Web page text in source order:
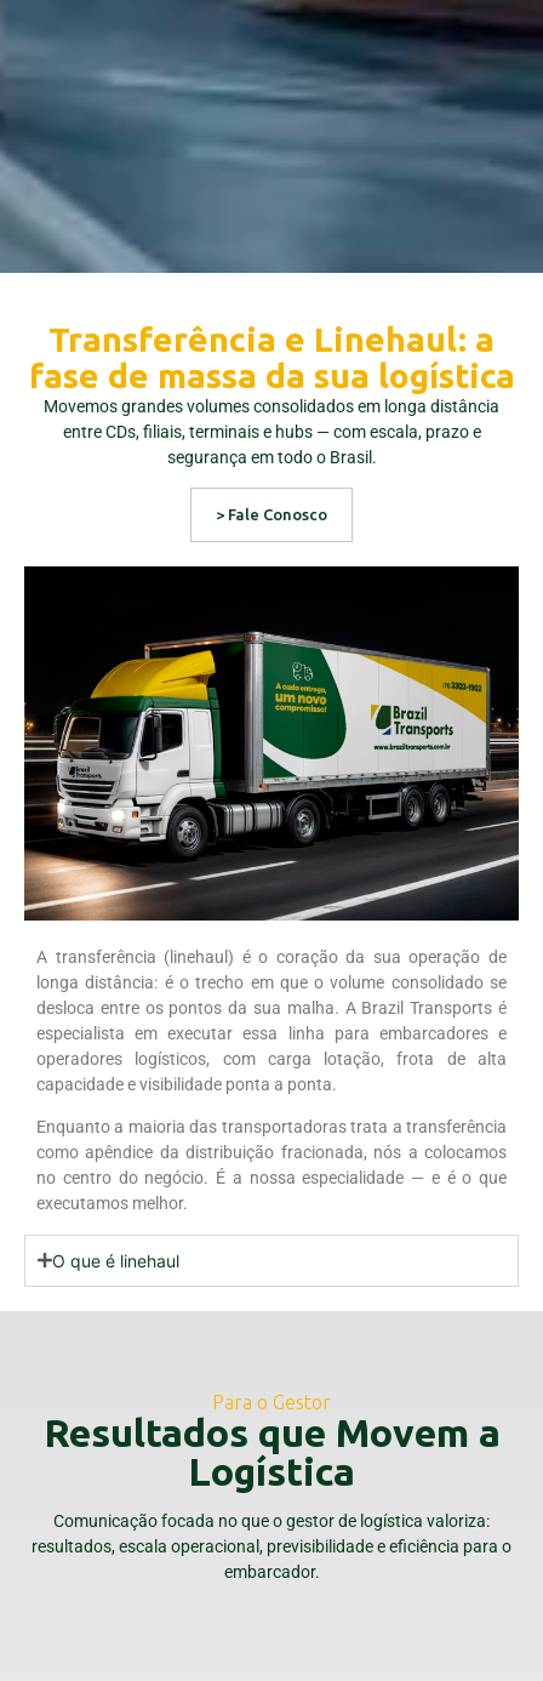
Transferência e Linehaul: a
fase de massa da sua logística
Movemos grandes volumes consolidados em longa distância
entre CDs, filiais, terminais e hubs — com escala, prazo e
segurança em todo o Brasil.
> Fale Conosco
A transferência (linehaul) é o coração da sua operação de
longa distância: é o trecho em que o volume consolidado se
desloca entre os pontos da sua malha. A Brazil Transports é
especialista em executar essa linha para embarcadores e
operadores logísticos, com carga lotação, frota de alta
capacidade e visibilidade ponta a ponta.
Enquanto a maioria das transportadoras trata a transferência
como apêndice da distribuição fracionada, nós a colocamos
no centro do negócio. É a nossa especialidade — e é o que
executamos melhor.
O que é linehaul
Para o Gestor
Resultados que Movem a
Logística
Comunicação focada no que o gestor de logística valoriza:
resultados, escala operacional, previsibilidade e eficiência para o
embarcador.